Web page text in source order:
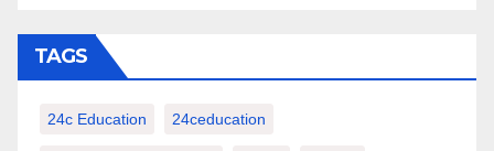
TAGS
24c Education 24ceducation